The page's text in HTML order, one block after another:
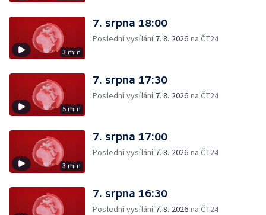
3 min
7. srpna 18:00
Poslední vysílání 7. 8. 2026 na ČT24
5 min
7. srpna 17:30
Poslední vysílání 7. 8. 2026 na ČT24
3 min
7. srpna 17:00
Poslední vysílání 7. 8. 2026 na ČT24
7. srpna 16:30
Poslední vysílání 7. 8. 2026 na ČT24